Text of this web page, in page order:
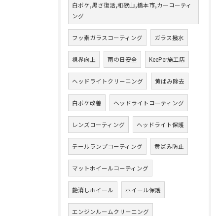
白ボケ,黒さ復活,和歌山,橋本市,カーコーティ
ング
フッ素ガラスコーティング ガラス撥水
視界向上 雨の日安全 KeePer施工店
ヘッドライトクリーニング 黄ばみ除去
白ボケ改善 ヘッドライトコーティング
レンズコーティング ヘッドライト保護
テールランプコーティング 黄ばみ防止
マットホイールコーティング
艶消しホイール ホイール保護
エンジンルームクリーニング